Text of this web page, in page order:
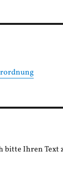
bitte Ihren Text